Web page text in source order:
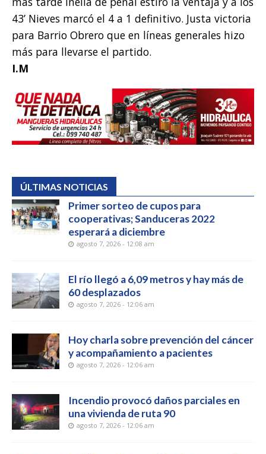
43’ Nieves marcó el 4 a 1 definitivo. Justa victoria
para Barrio Obrero que en líneas generales hizo
más para llevarse el partido.
I.M
ÚLTIMAS NOTICIAS
Primer sorteo de cupos para
cooperativas; Sanduceras 2022
esperará a diciembre
agosto 7, 2026 - 12:08 am
El río llegó a 6,09 metros y hay más de
60 desplazados
agosto 7, 2026 - 12:06 am
Hoy charla sobre prevención del cáncer
y acompañamiento a pacientes
agosto 7, 2026 - 12:06 am
Incendio provocó daños parciales en
una vivienda de ruta 90
agosto 7, 2026 - 12:06 am